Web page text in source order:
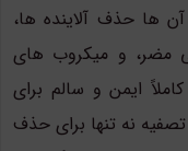
ها حذف آلاینده ها،
مضر، و میکروب های
ایمن و سالم برای
نه تنها برای حذف